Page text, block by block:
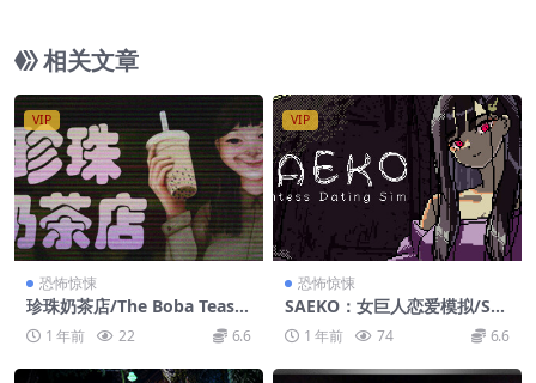
相关文章
VIP
恐怖惊悚
珍珠奶茶店/The Boba Teash
op 1 年前 22 6.6
VIP
恐怖惊悚
SAEKO：女巨人恋爱模拟/SA
EKO: Giantess Dating Sim
1 年前 74 6.6